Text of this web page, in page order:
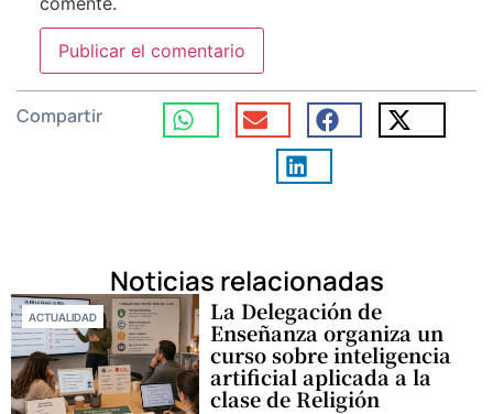
Compartir
Noticias relacionadas
ACTUALIDAD La Delegación de
Enseñanza organiza un
curso sobre inteligencia
artificial aplicada a la
clase de Religión